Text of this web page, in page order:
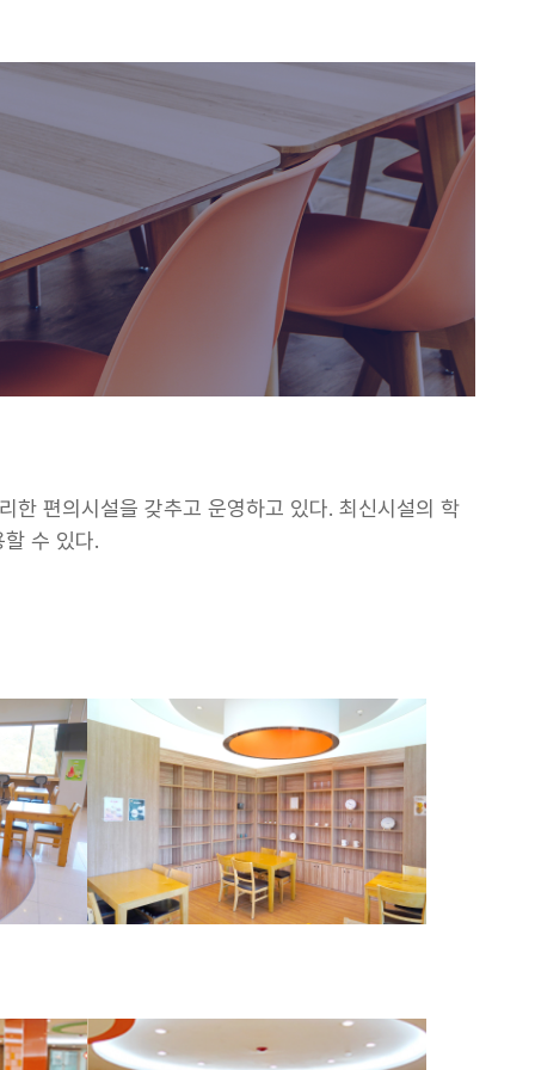
한 편의시설을 갖추고 운영하고 있다. 최신시설의 학
수 있다.